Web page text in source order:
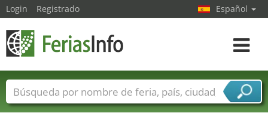
Login Registrado Español
toggle
Nombres de ferias Países
Ciudades